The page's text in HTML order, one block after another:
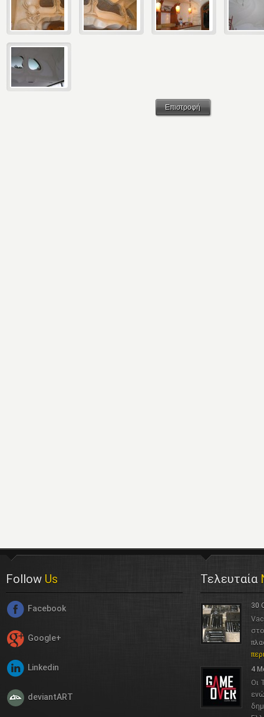
Επιστροφή
Follow Us
Facebook
Google+
Linkedin
deviantART
Τελευταία
30
4
Οι